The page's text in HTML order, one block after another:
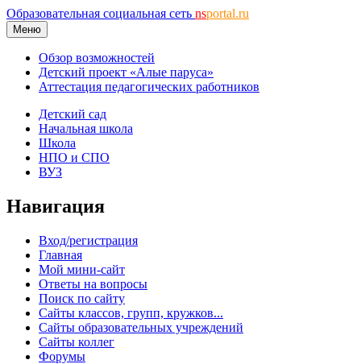
Образовательная социальная сеть nsportal.ru
Меню
Обзор возможностей
Детский проект «Алые паруса»
Аттестация педагогических работников
Детский сад
Начальная школа
Школа
НПО и СПО
ВУЗ
Навигация
Вход/регистрация
Главная
Мой мини-сайт
Ответы на вопросы
Поиск по сайту
Сайты классов, групп, кружков...
Сайты образовательных учреждений
Сайты коллег
Форумы